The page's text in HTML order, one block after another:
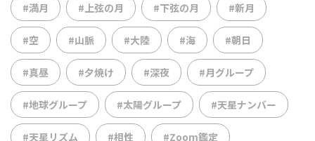
#満月 #上弦の月 #下弦の月 #新月
#空 #山脈 #大陸 #海 #朝日
#真昼 #夕焼け #深夜 #月グループ
#地球グループ #太陽グループ #天星ナンバー
#天星リズム #相性 #Zoom鑑定